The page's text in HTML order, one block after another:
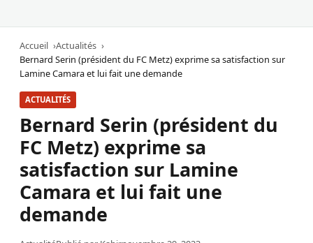
Accueil
Actualités
Bernard Serin (président du FC Metz) exprime sa satisfaction sur
Lamine Camara et lui fait une demande
ACTUALITÉS
Bernard Serin (président du
FC Metz) exprime sa
satisfaction sur Lamine
Camara et lui fait une
demande